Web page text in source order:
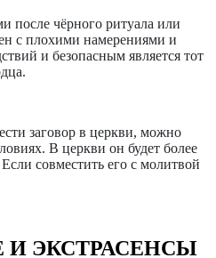
после чёрного ритуала или
с плохими намерениями и
и безопасным является тот
заговор в церкви, можно
В церкви он будет более
совместить его с молитвой
ЭКСТРАСЕНСЫ